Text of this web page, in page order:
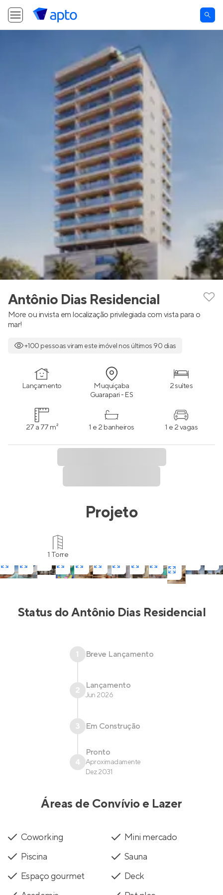
Antônio Dias Residencial
More ou invista em localização privilegiada com vista para o
mar!
+100 pessoas viram este imóvel nos últimos 90 dias
Lançamento Muquiçaba
Guarapari - ES
2 suítes
27 a 77 m² 1 e 2 banheiros 1 e 2 vagas
Projeto
1 Torre
Status doAntônio Dias Residencial
1 Breve Lançamento
2 Lançamento
Jun 2026
3 Em Construção
4
Pronto
Aproximadamente
Dez 2031
Áreas de Convívio e Lazer
Coworking
Mini mercado
Piscina
Sauna
Espaço gourmet
Deck